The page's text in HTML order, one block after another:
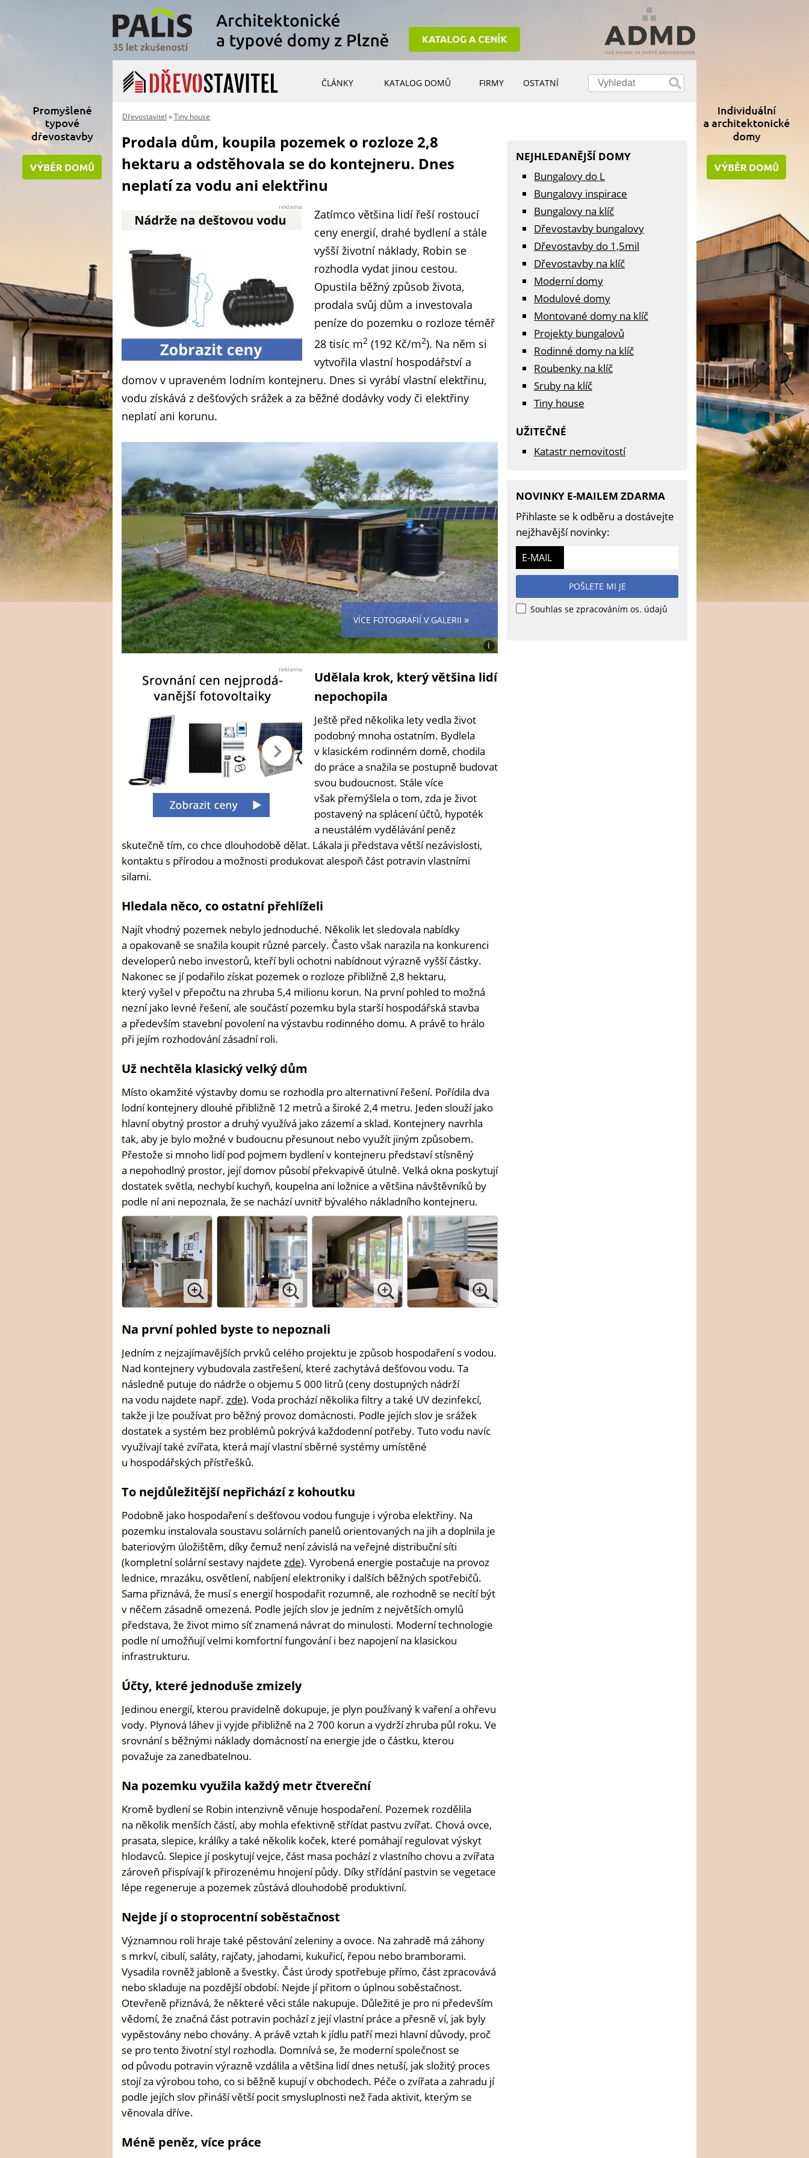
ČLÁNKY KATALOG DOMŮ FIRMY OSTATNÍ
Dřevostavitel »Tiny house
Prodala dům, koupila pozemek o rozloze 2,8
hektaru a odstěhovala se do kontejneru. Dnes
neplatí za vodu ani elektřinu
reklama
Zatímco většina lidí řeší rostoucí
ceny energií, drahé bydlení a stále
vyšší životní náklady, Robin se
rozhodla vydat jinou cestou.
Opustila běžný způsob života,
prodala svůj dům a investovala
peníze do pozemku o rozloze téměř
28 tisíc m2 (192 Kč/m2). Na něm si
vytvořila vlastní hospodářství a
domov v upraveném lodním kontejneru. Dnes si vyrábí vlastní elektřinu,
vodu získává z dešťových srážek a za běžné dodávky vody či elektřiny
neplatí ani korunu.
VÍCE FOTOGRAFIÍ V GALERII »
i
Foto:
majitelkou
reklama
Udělala krok, který většina lidí
nepochopila
Ještě před několika lety vedla život
podobný mnoha ostatním. Bydlela
v klasickém rodinném domě, chodila
do práce a snažila se postupně budovat
svou budoucnost. Stále více
však přemýšlela o tom, zda je život
postavený na splácení účtů, hypoték
a neustálém vydělávání peněz
skutečně tím, co chce dlouhodobě dělat. Lákala ji představa větší nezávislosti,
kontaktu s přírodou a možnosti produkovat alespoň část potravin vlastními
silami.
Hledala něco, co ostatní přehlíželi
Najít vhodný pozemek nebylo jednoduché. Několik let sledovala nabídky
a opakovaně se snažila koupit různé parcely. Často však narazila na konkurenci
developerů nebo investorů, kteří byli ochotni nabídnout výrazně vyšší částky.
Nakonec se jí podařilo získat pozemek o rozloze přibližně 2,8 hektaru,
který vyšel v přepočtu na zhruba 5,4 milionu korun. Na první pohled to možná
nezní jako levné řešení, ale součástí pozemku byla starší hospodářská stavba
a především stavební povolení na výstavbu rodinného domu. A právě to hrálo
při jejím rozhodování zásadní roli.
Už nechtěla klasický velký dům
Místo okamžité výstavby domu se rozhodla pro alternativní řešení. Pořídila dva
lodní kontejnery dlouhé přibližně 12 metrů a široké 2,4 metru. Jeden slouží jako
hlavní obytný prostor a druhý využívá jako zázemí a sklad. Kontejnery navrhla
tak, aby je bylo možné v budoucnu přesunout nebo využít jiným způsobem.
Přestože si mnoho lidí pod pojmem bydlení v kontejneru představí stísněný
a nepohodlný prostor, její domov působí překvapivě útulně. Velká okna poskytují
dostatek světla, nechybí kuchyň, koupelna ani ložnice a většina návštěvníků by
podle ní ani nepoznala, že se nachází uvnitř bývalého nákladního kontejneru.
Na první pohled byste to nepoznali
Jedním z nejzajímavějších prvků celého projektu je způsob hospodaření s vodou.
Nad kontejnery vybudovala zastřešení, které zachytává dešťovou vodu. Ta
následně putuje do nádrže o objemu 5 000 litrů (ceny dostupných nádrží
na vodu najdete např. zde). Voda prochází několika filtry a také UV dezinfekcí,
takže ji lze používat pro běžný provoz domácnosti. Podle jejích slov je srážek
dostatek a systém bez problémů pokrývá každodenní potřeby. Tuto vodu navíc
využívají také zvířata, která mají vlastní sběrné systémy umístěné
u hospodářských přístřešků.
To nejdůležitější nepřichází z kohoutku
Podobně jako hospodaření s dešťovou vodou funguje i výroba elektřiny. Na
pozemku instalovala soustavu solárních panelů orientovaných na jih a doplnila je
bateriovým úložištěm, díky čemuž není závislá na veřejné distribuční síti
(kompletní solární sestavy najdete zde). Vyrobená energie postačuje na provoz
lednice, mrazáku, osvětlení, nabíjení elektroniky i dalších běžných spotřebičů.
Sama přiznává, že musí s energií hospodařit rozumně, ale rozhodně se necítí být
v něčem zásadně omezená. Podle jejích slov je jedním z největších omylů
představa, že život mimo síť znamená návrat do minulosti. Moderní technologie
podle ní umožňují velmi komfortní fungování i bez napojení na klasickou
infrastrukturu.
Účty, které jednoduše zmizely
Jedinou energií, kterou pravidelně dokupuje, je plyn používaný k vaření a ohřevu
vody. Plynová láhev ji vyjde přibližně na 2 700 korun a vydrží zhruba půl roku. Ve
srovnání s běžnými náklady domácností na energie jde o částku, kterou
považuje za zanedbatelnou.
Na pozemku využila každý metr čtvereční
Kromě bydlení se Robin intenzivně věnuje hospodaření. Pozemek rozdělila
na několik menších částí, aby mohla efektivně střídat pastvu zvířat. Chová ovce,
prasata, slepice, králíky a také několik koček, které pomáhají regulovat výskyt
hlodavců. Slepice jí poskytují vejce, část masa pochází z vlastního chovu a zvířata
zároveň přispívají k přirozenému hnojení půdy. Díky střídání pastvin se vegetace
lépe regeneruje a pozemek zůstává dlouhodobě produktivní.
Nejde jí o stoprocentní soběstačnost
Významnou roli hraje také pěstování zeleniny a ovoce. Na zahradě má záhony
s mrkví, cibulí, saláty, rajčaty, jahodami, kukuřicí, řepou nebo bramborami.
Vysadila rovněž jabloně a švestky. Část úrody spotřebuje přímo, část zpracovává
nebo skladuje na pozdější období. Nejde jí přitom o úplnou soběstačnost.
Otevřeně přiznává, že některé věci stále nakupuje. Důležité je pro ni především
vědomí, že značná část potravin pochází z její vlastní práce a přesně ví, jak byly
vypěstovány nebo chovány. A právě vztah k jídlu patří mezi hlavní důvody, proč
se pro tento životní styl rozhodla. Domnívá se, že moderní společnost se
od původu potravin výrazně vzdálila a většina lidí dnes netuší, jak složitý proces
stojí za výrobou toho, co si běžně kupují v obchodech. Péče o zvířata a zahradu jí
podle jejích slov přináší větší pocit smysluplnosti než řada aktivit, kterým se
věnovala dříve.
Méně peněz, více práce
NEJHLEDANĚJŠÍ DOMY
Bungalovy do L
Bungalovy inspirace
Bungalovy na klíč
Dřevostavby bungalovy
Dřevostavby do 1,5mil
Dřevostavby na klíč
Moderní domy
Modulové domy
Montované domy na klíč
Projekty bungalovů
Rodinné domy na klíč
Roubenky na klíč
Sruby na klíč
Tiny house
UŽITEČNÉ
Katastr nemovitostí
NOVINKY E-MAILEM ZDARMA
Přihlaste se k odběru a dostávejte
nejžhavější novinky:
E-MAIL
POŠLETE MI JE
Souhlas se zpracováním os. údajů